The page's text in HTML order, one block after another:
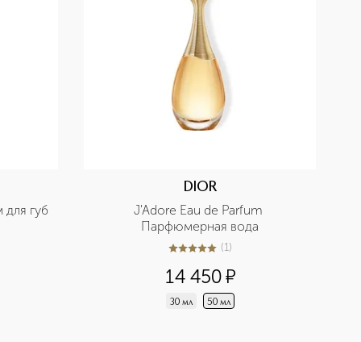
для губ
DIOR
J'Adore Eau de Parfum
Парфюмерная вода
5из 51 (1)
14 450¤
30 мл 50 мл